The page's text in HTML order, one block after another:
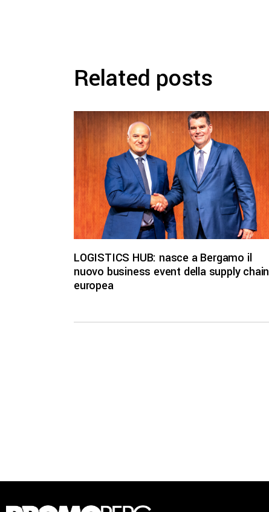
Related posts
LOGISTICS HUB: nasce a Bergamo il
nuovo business event della supply chain
europea